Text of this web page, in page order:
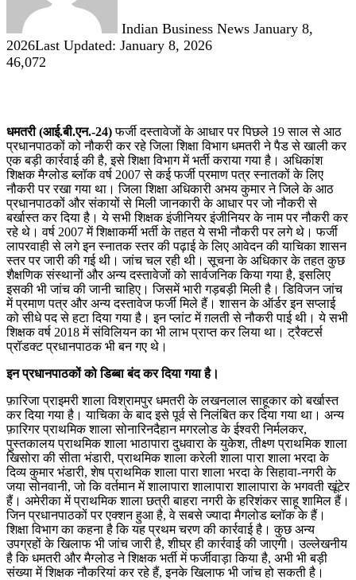
Indian Business News January 8,
2026Last Updated: January 8, 2026
46,072
धमतरी (आई.बी.एन.-24)फर्जी दस्तावेजों के आधार पर पिछले 19 साल से आठ
प्रधानपाठकों को नौकरी कर रहे जिला शिक्षा विभाग धमतरी ने पैड से खाली कर
एक बड़ी कार्रवाई की है, इसे शिक्षा विभाग में भर्ती कराया गया है। अधिकांश
शिक्षक मैग्लोड ब्लॉक वर्ष 2007 से कई फर्जी प्रमाण पत्र स्नातकों के लिए
नौकरी पर रखा गया था। जिला शिक्षा अधिकारी अभय कुमार ने जिले के आठ
प्रधानपाठकों और संकायों से मिली जानकारी के आधार पर जो नौकरी से
बर्खास्त कर दिया है। ये सभी शिक्षक इंजीनियर इंजीनियर के नाम पर नौकरी कर
रहे थे। वर्ष 2007 में शिक्षाकर्मी भर्ती के तहत ये सभी नौकरी पर लगे थे। फर्जी
लापरवाही से लगे इन स्नातक स्तर की पढ़ाई के लिए आवेदन की याचिका शासन
स्तर पर जारी की गई थी। जांच चल रही थी। सूचना के अधिकार के तहत कुछ
शैक्षणिक संस्थानों और अन्य दस्तावेजों को सार्वजनिक किया गया है, इसलिए
इसकी भी जांच की जानी चाहिए। जिसमें भारी गड़बड़ी मिली है। डिविजन जांच
में प्रमाण पत्र और अन्य दस्तावेज फर्जी मिले हैं। शासन के ऑर्डर इन सप्लाई
को सीधे पद से हटा दिया गया है। इन प्लांट में ग़लती से नौकरी पाई थी। ये सभी
शिक्षक वर्ष 2018 में संविलियन का भी लाभ प्राप्त कर लिया था। ट्रैक्टर्स
प्रॉडक्ट प्रधानपाठक भी बन गए थे।
इन प्रधानपाठकों को डिब्बा बंद कर दिया गया है।
फ़ारिजा प्राइमरी शाला विश्रामपुर धमतरी के लखनलाल साहूकार को बर्खास्त
कर दिया गया है। याचिका के बाद इसे पूर्व से निलंबित कर दिया गया था। अन्य
फ़ारिगर प्राथमिक शाला सोनारिनदैहान मगरलोड के ईश्वरी निर्मलकर,
पुस्तकालय प्राथमिक शाला भाठापारा दुधवारा के युकेश, तीक्ष्ण प्राथमिक शाला
खिसोरा की सीता भंडारी, प्राथमिक शाला करेली शाला पारा शाला भरदा के
दिव्य कुमार भंडारी, शेष प्राथमिक शाला पारा शाला भरदा के सिहावा-नगरी के
जया सोनवानी, जो कि वर्तमान में शालापारा शालापारा शालापारा के भगवती खूंटेर
हैं। अमेरीका में प्राथमिक शाला छत्री बाहरा नगरी के हरिशंकर साहू शामिल हैं।
जिन प्रधानपाठकों पर एक्शन हुआ है, वे सबसे ज्यादा मैगलोड ब्लॉक के हैं।
शिक्षा विभाग का कहना है कि यह प्रथम चरण की कार्रवाई है। कुछ अन्य
उपग्रहों के खिलाफ भी जांच जारी है, शीघ्र ही कार्रवाई की जाएगी। उल्लेखनीय
है कि धमतरी और मैग्लोड ने शिक्षक भर्ती में फर्जीवाड़ा किया है, अभी भी बड़ी
संख्या में शिक्षक नौकरियां कर रहे हैं, इनके खिलाफ भी जांच हो सकती है।